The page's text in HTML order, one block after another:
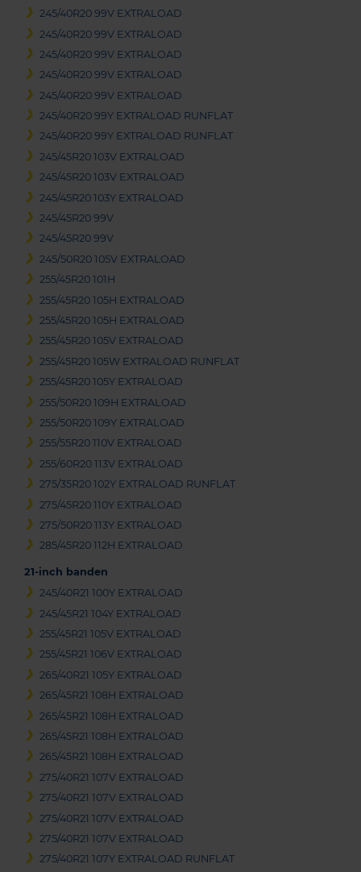
245/40R20 99V EXTRALOAD
245/40R20 99V EXTRALOAD
245/40R20 99V EXTRALOAD
245/40R20 99V EXTRALOAD
245/40R20 99V EXTRALOAD
245/40R20 99Y EXTRALOAD RUNFLAT
245/40R20 99Y EXTRALOAD RUNFLAT
245/45R20 103V EXTRALOAD
245/45R20 103V EXTRALOAD
245/45R20 103Y EXTRALOAD
245/45R20 99V
245/45R20 99V
245/50R20 105V EXTRALOAD
255/45R20 101H
255/45R20 105H EXTRALOAD
255/45R20 105H EXTRALOAD
255/45R20 105V EXTRALOAD
255/45R20 105W EXTRALOAD RUNFLAT
255/45R20 105Y EXTRALOAD
255/50R20 109H EXTRALOAD
255/50R20 109Y EXTRALOAD
255/55R20 110V EXTRALOAD
255/60R20 113V EXTRALOAD
275/35R20 102Y EXTRALOAD RUNFLAT
275/45R20 110Y EXTRALOAD
275/50R20 113Y EXTRALOAD
285/45R20 112H EXTRALOAD
21-inch banden
245/40R21 100Y EXTRALOAD
245/45R21 104Y EXTRALOAD
255/45R21 105V EXTRALOAD
255/45R21 106V EXTRALOAD
265/40R21 105Y EXTRALOAD
265/45R21 108H EXTRALOAD
265/45R21 108H EXTRALOAD
265/45R21 108H EXTRALOAD
265/45R21 108H EXTRALOAD
275/40R21 107V EXTRALOAD
275/40R21 107V EXTRALOAD
275/40R21 107V EXTRALOAD
275/40R21 107V EXTRALOAD
275/40R21 107Y EXTRALOAD RUNFLAT